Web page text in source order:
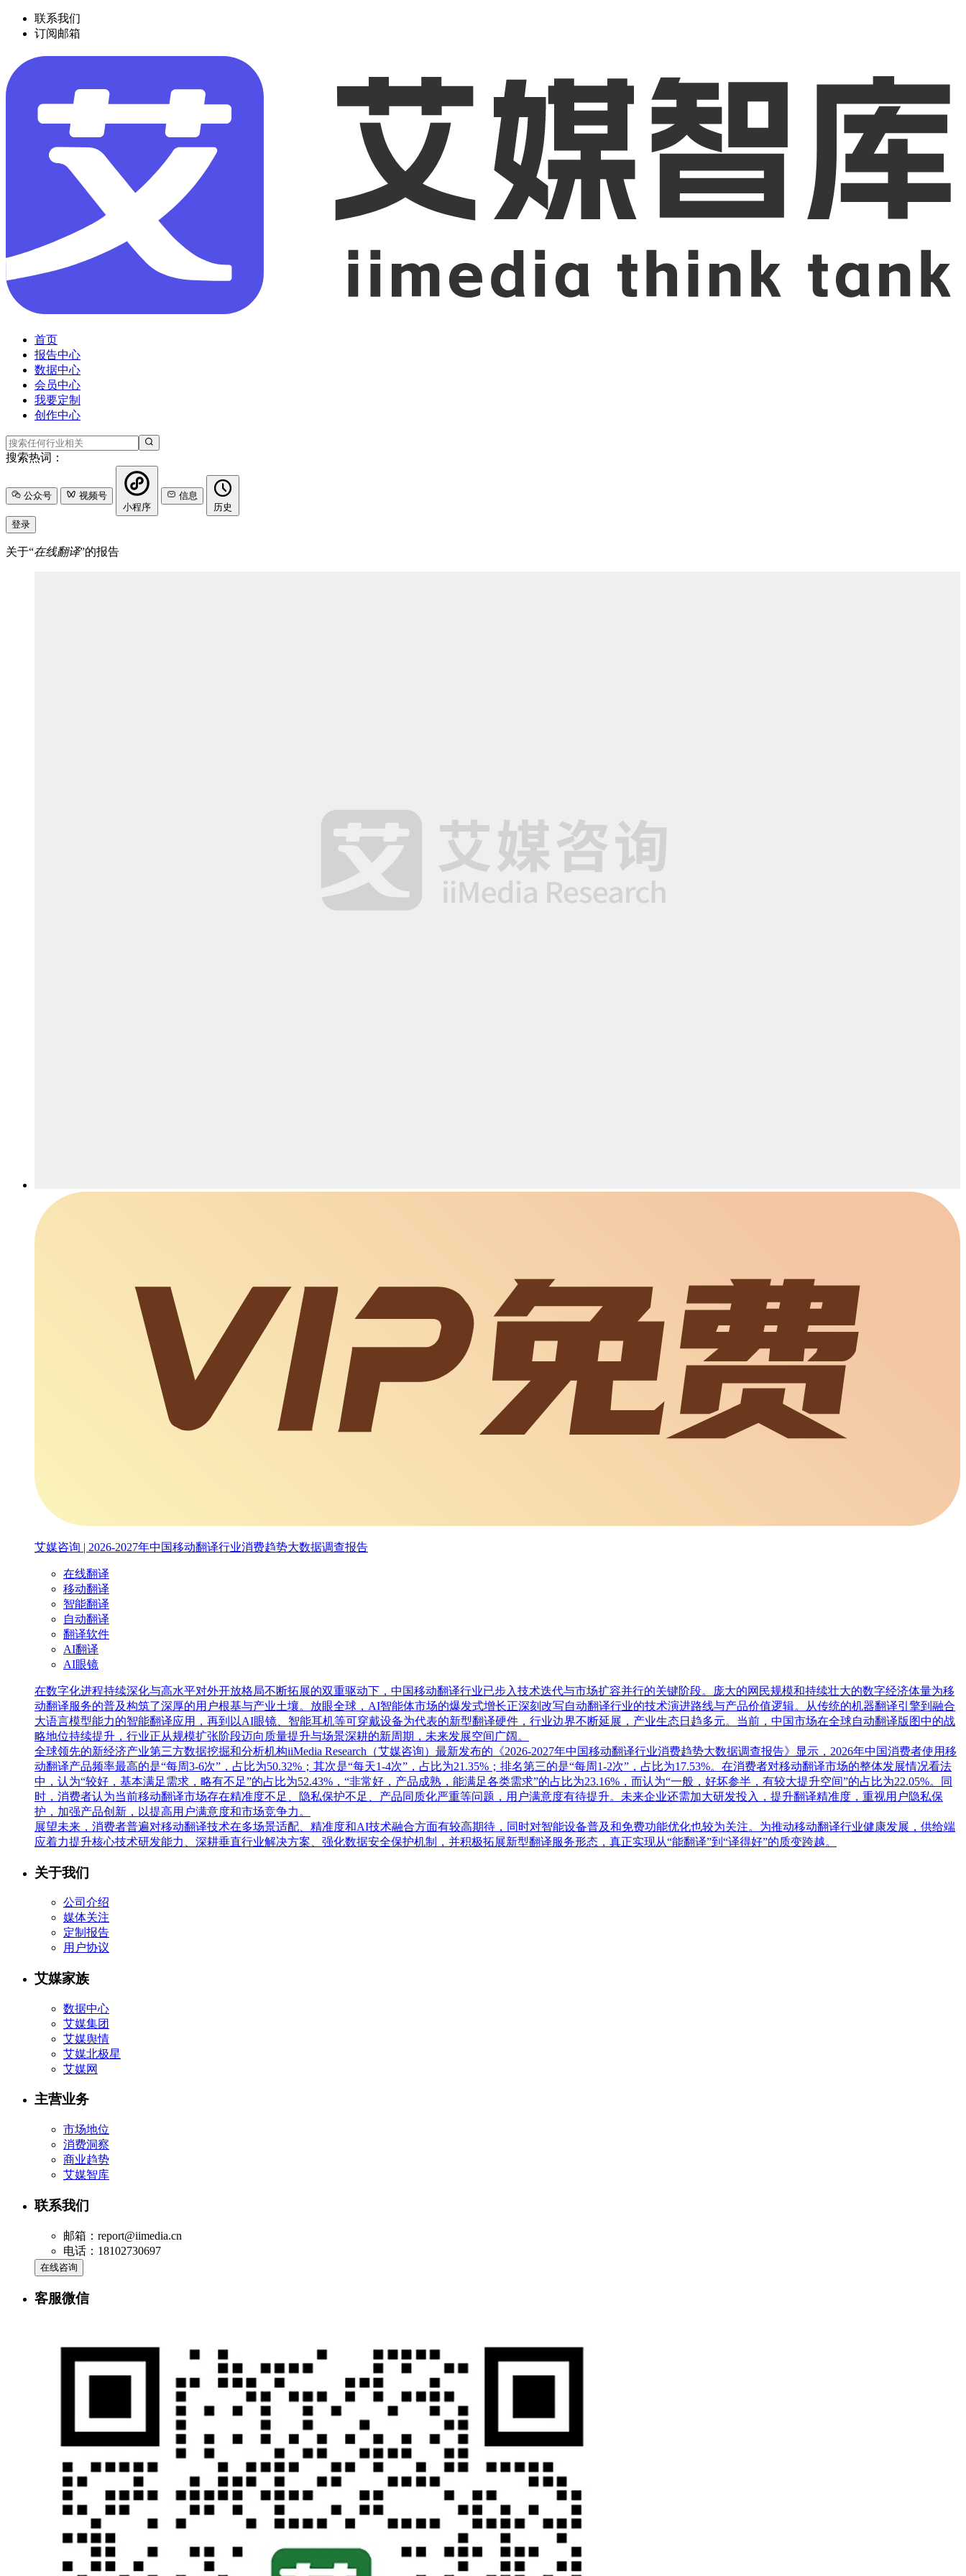
联系我们
订阅邮箱
首页
报告中心
数据中心
会员中心
我要定制
创作中心
搜索热词：
公众号
视频号
小程序
信息
历史
登录
关于“在线翻译”的报告
艾媒咨询 | 2026-2027年中国移动翻译行业消费趋势大数据调查报告
在线翻译
移动翻译
智能翻译
自动翻译
翻译软件
AI翻译
AI眼镜
在数字化进程持续深化与高水平对外开放格局不断拓展的双重驱动下，中国移动翻译行业已步入技术迭代与市场扩容并行的关键阶段。庞大的网民规模和持续壮大的数字经济体量为移
动翻译服务的普及构筑了深厚的用户根基与产业土壤。放眼全球，AI智能体市场的爆发式增长正深刻改写自动翻译行业的技术演进路线与产品价值逻辑。从传统的机器翻译引擎到融合
大语言模型能力的智能翻译应用，再到以AI眼镜、智能耳机等可穿戴设备为代表的新型翻译硬件，行业边界不断延展，产业生态日趋多元。当前，中国市场在全球自动翻译版图中的战
略地位持续提升，行业正从规模扩张阶段迈向质量提升与场景深耕的新周期，未来发展空间广阔。
全球领先的新经济产业第三方数据挖掘和分析机构iiMedia Research（艾媒咨询）最新发布的《2026-2027年中国移动翻译行业消费趋势大数据调查报告》显示，2026年中国消费者使用移
动翻译产品频率最高的是“每周3-6次”，占比为50.32%；其次是“每天1-4次”，占比为21.35%；排名第三的是“每周1-2次”，占比为17.53%。在消费者对移动翻译市场的整体发展情况看法
中，认为“较好，基本满足需求，略有不足”的占比为52.43%，“非常好，产品成熟，能满足各类需求”的占比为23.16%，而认为“一般，好坏参半，有较大提升空间”的占比为22.05%。同
时，消费者认为当前移动翻译市场存在精准度不足、隐私保护不足、产品同质化严重等问题，用户满意度有待提升。未来企业还需加大研发投入，提升翻译精准度，重视用户隐私保
护，加强产品创新，以提高用户满意度和市场竞争力。
展望未来，消费者普遍对移动翻译技术在多场景适配、精准度和AI技术融合方面有较高期待，同时对智能设备普及和免费功能优化也较为关注。为推动移动翻译行业健康发展，供给端
应着力提升核心技术研发能力、深耕垂直行业解决方案、强化数据安全保护机制，并积极拓展新型翻译服务形态，真正实现从“能翻译”到“译得好”的质变跨越。
关于我们
公司介绍
媒体关注
定制报告
用户协议
艾媒家族
数据中心
艾媒集团
艾媒舆情
艾媒北极星
艾媒网
主营业务
市场地位
消费洞察
商业趋势
艾媒智库
联系我们
邮箱：report@iimedia.cn
电话：18102730697
在线咨询
客服微信